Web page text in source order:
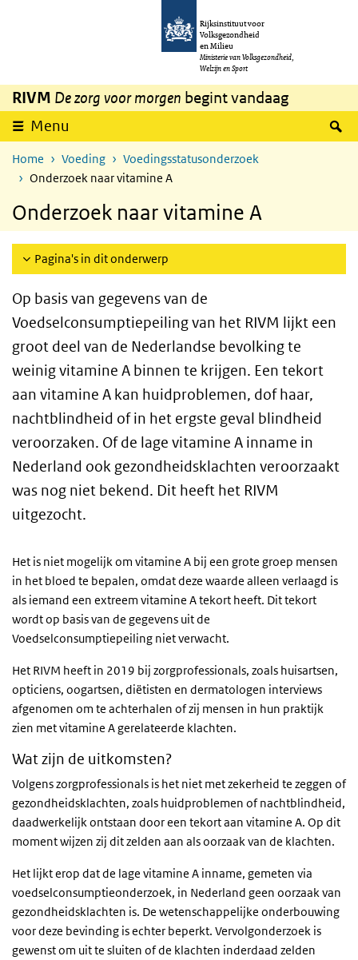
Overslaan en naar de inhoud gaan
Rijksinstituut voor
Volksgezondheid
en Milieu
Ministerie van Volksgezondheid,
Welzijn en Sport
RIVM De zorg voor morgen begint vandaag
Menu
Home Voeding
Voedingsstatusonderzoek
Onderzoek naar vitamine A
Onderzoek naar vitamine A
Pagina's in dit onderwerp
Op basis van gegevens van de
Voedselconsumptiepeiling van het RIVM lijkt een
groot deel van de Nederlandse bevolking te
weinig vitamine A binnen te krijgen. Een tekort
aan vitamine A kan huidproblemen, dof haar,
nachtblindheid of in het ergste geval blindheid
veroorzaken. Of de lage vitamine A inname in
Nederland ook gezondheidsklachten veroorzaakt
was nog niet bekend. Dit heeft het RIVM
uitgezocht.
Het is niet mogelijk om vitamine A bij een grote groep mensen
in het bloed te bepalen, omdat deze waarde alleen verlaagd is
als iemand een extreem vitamine A tekort heeft. Dit tekort
wordt op basis van de gegevens uit de
Voedselconsumptiepeiling niet verwacht.
Het RIVM heeft in 2019 bij zorgprofessionals, zoals huisartsen,
opticiens, oogartsen, diëtisten en dermatologen interviews
afgenomen om te achterhalen of zij mensen in hun praktijk
zien met vitamine A gerelateerde klachten.
Wat zijn de uitkomsten?
Volgens zorgprofessionals is het niet met zekerheid te zeggen of
gezondheidsklachten, zoals huidproblemen of nachtblindheid,
daadwerkelijk ontstaan door een tekort aan vitamine A. Op dit
moment wijzen zij dit zelden aan als oorzaak van de klachten.
Het lijkt erop dat de lage vitamine A inname, gemeten via
voedselconsumptieonderzoek, in Nederland geen oorzaak van
gezondheidsklachten is. De wetenschappelijke onderbouwing
voor deze bevinding is echter beperkt. Vervolgonderzoek is
gewenst om uit te sluiten of de klachten inderdaad zelden